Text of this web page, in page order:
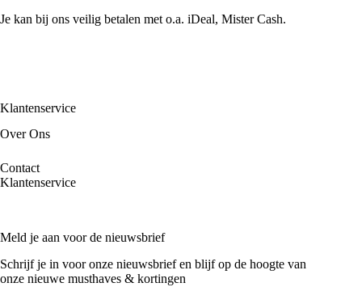
Je kan bij ons veilig betalen met o.a. iDeal, Mister Cash.
Klantenservice
Over Ons
Contact
Klantenservice
Meld je aan voor de nieuwsbrief
Schrijf je in voor onze nieuwsbrief en blijf op de hoogte van
onze nieuwe musthaves & kortingen